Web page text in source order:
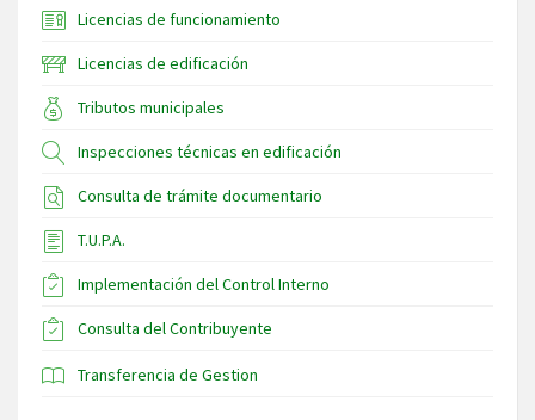
Licencias de funcionamiento
Licencias de edificación
Tributos municipales
Inspecciones técnicas en edificación
Consulta de trámite documentario
T.U.P.A.
Implementación del Control Interno
Consulta del Contribuyente
Transferencia de Gestion